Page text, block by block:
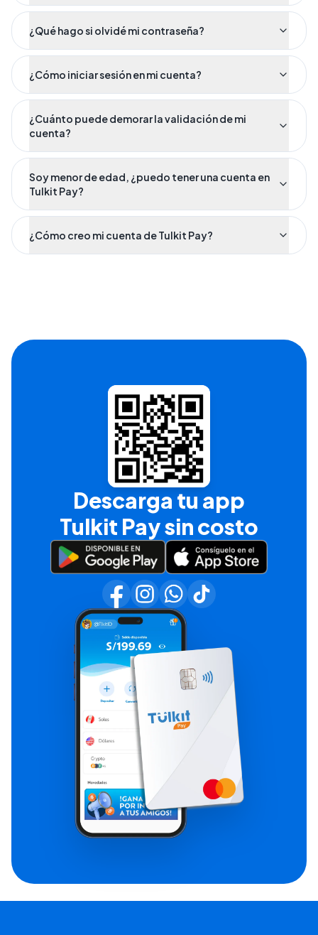
¿Qué hago si olvidé mi contraseña?
¿Cómo iniciar sesión en mi cuenta?
¿Cuánto puede demorar la validación de mi
cuenta?
Soy menor de edad, ¿puedo tener una cuenta en
Tulkit Pay?
¿Cómo creo mi cuenta de Tulkit Pay?
Descarga tu app
Tulkit Pay sin costo